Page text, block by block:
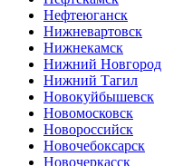
Нефтеюганск
Нижневартовск
Нижнекамск
Нижний Новгород
Нижний Тагил
Новокуйбышевск
Новомосковск
Новороссийск
Новочебоксарск
Новочеркасск